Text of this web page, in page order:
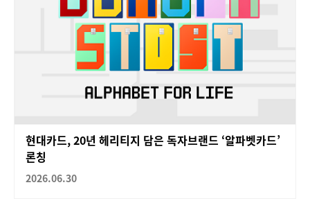
현대카드, 20년 헤리티지 담은 독자브랜드 ‘알파벳카드’
론칭
2026.06.30